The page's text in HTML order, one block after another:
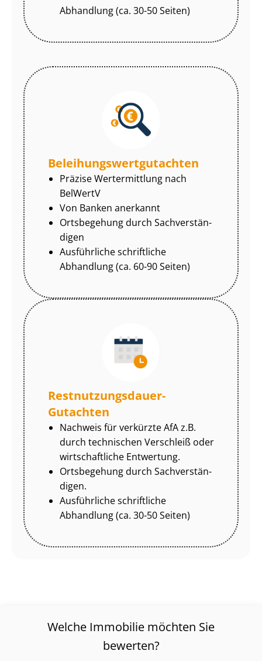
Abhandlung (ca. 30-50 Seiten)
Be­lei­hungs­wert­gut­ach­ten
Präzise Wertermittlung nach
BelWertV
Von Banken anerkannt
Ortsbegehung durch Sach­ver­stän­
di­gen
Ausführliche schriftliche
Abhandlung (ca. 60-90 Seiten)
Rest­nut­zungs­dau­er-
Gutachten
Nachweis für verkürzte AfA z.B.
durch technischen Verschleiß oder
wirtschaftliche Entwertung.
Ortsbegehung durch Sach­ver­stän­
di­gen.
Ausführliche schriftliche
Abhandlung (ca. 30-50 Seiten)
Welche Immobilie möchten Sie
bewerten?